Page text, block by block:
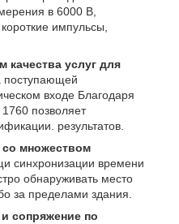
в 6000 В,
импульсы,
качества услуг для
поступающей
входе Благодаря
позволяет
результатов.
множеством
синхронизации времени
обнаруживать место
за пределами здания.
сопряжение по